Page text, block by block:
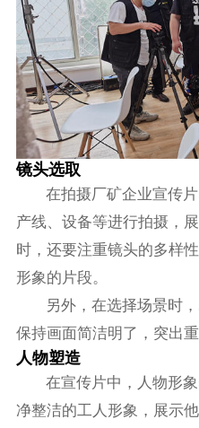
镜头选取
在拍摄厂矿企业宣传
产线、设备等进行拍摄，
时，还要注重镜头的多样
形象的片段。
另外，在选择场景时
保持画面简洁明了，突出重
人物塑造
在宣传片中，人物形
净整洁的工人形象，展示